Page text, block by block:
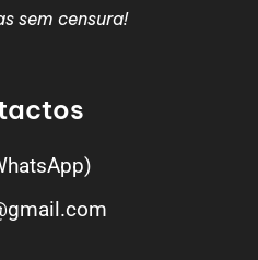
sem censura!